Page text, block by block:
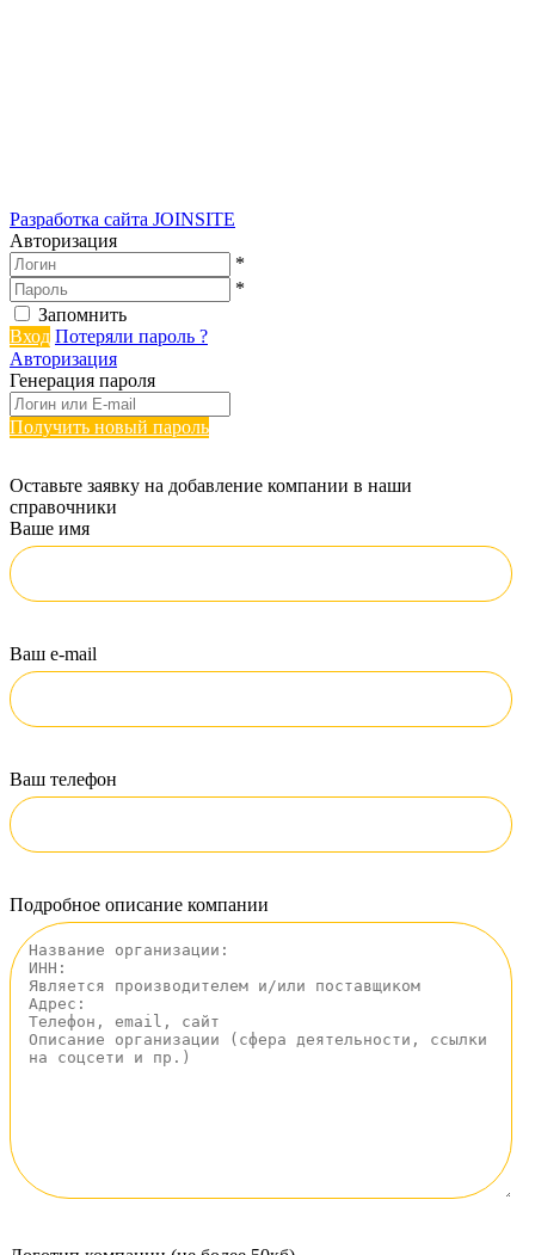
Разработка сайта JOINSITE
Авторизация
*
*
Запомнить
Вход Потеряли пароль ?
Авторизация
Генерация пароля
Получить новый пароль
Оставьте заявку на добавление компании в наши
справочники
Ваше имя
Ваш e-mail
Ваш телефон
Подробное описание компании